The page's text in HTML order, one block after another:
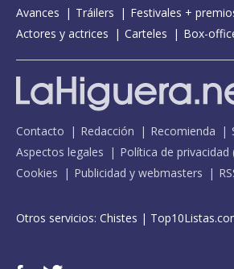
Avances
Tráilers
Festivales +
Actores y actrices
Carteles Box-
Contacto Redacción Recomienda
Aspectos legales
Política de privacidad
Cookies
Publicidad y webmasters
Otros servicios: Chistes |